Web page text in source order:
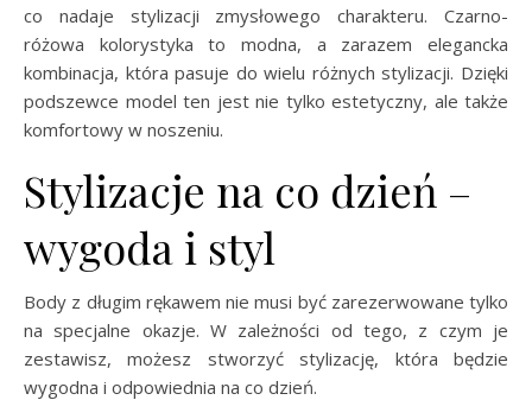
co nadaje stylizacji zmysłowego charakteru. Czarno-
różowa kolorystyka to modna, a zarazem elegancka
kombinacja, która pasuje do wielu różnych stylizacji. Dzięki
podszewce model ten jest nie tylko estetyczny, ale także
komfortowy w noszeniu.
Stylizacje na co dzień –
wygoda i styl
Body z długim rękawem nie musi być zarezerwowane tylko
na specjalne okazje. W zależności od tego, z czym je
zestawisz, możesz stworzyć stylizację, która będzie
wygodna i odpowiednia na co dzień.